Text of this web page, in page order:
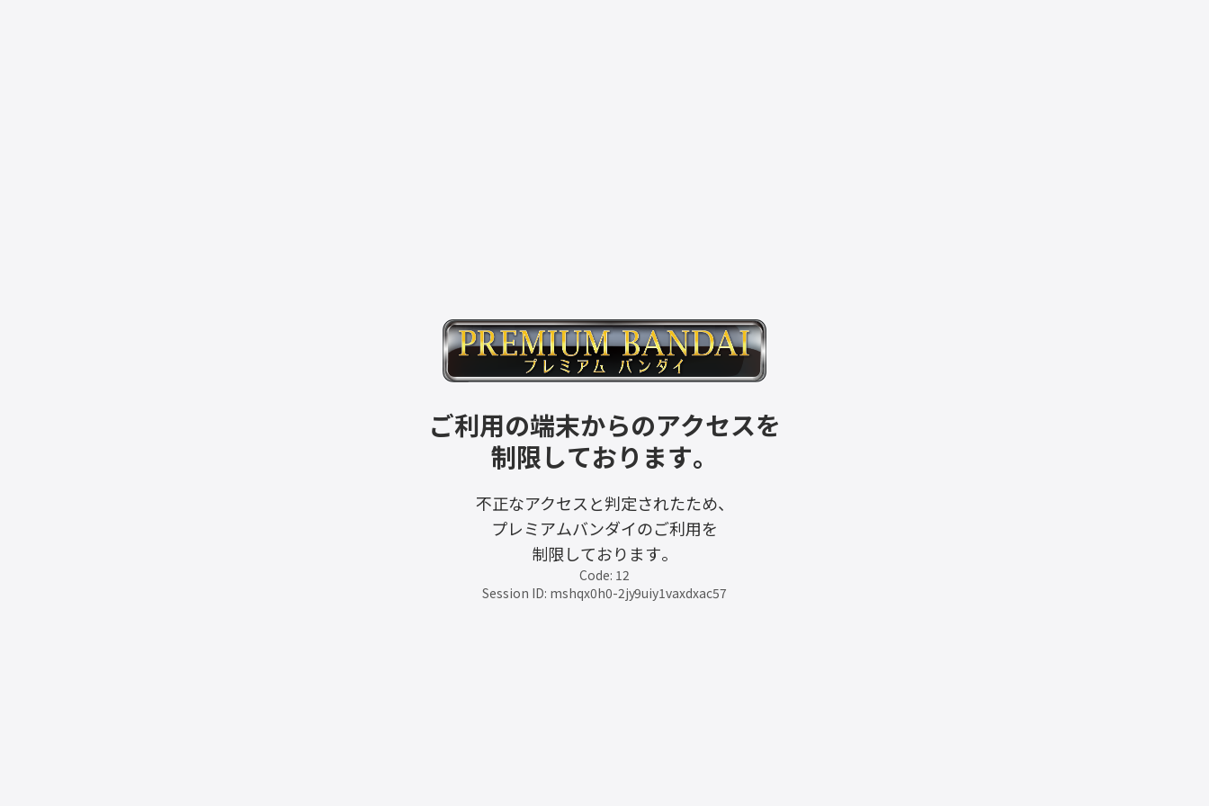
ご利用の端末からのアクセスを
制限しております。
不正なアクセスと判定されたため、
プレミアムバンダイのご利用を
制限しております。
Code: 12
Session ID: mshqx0h0-2jy9uiy1vaxdxac57